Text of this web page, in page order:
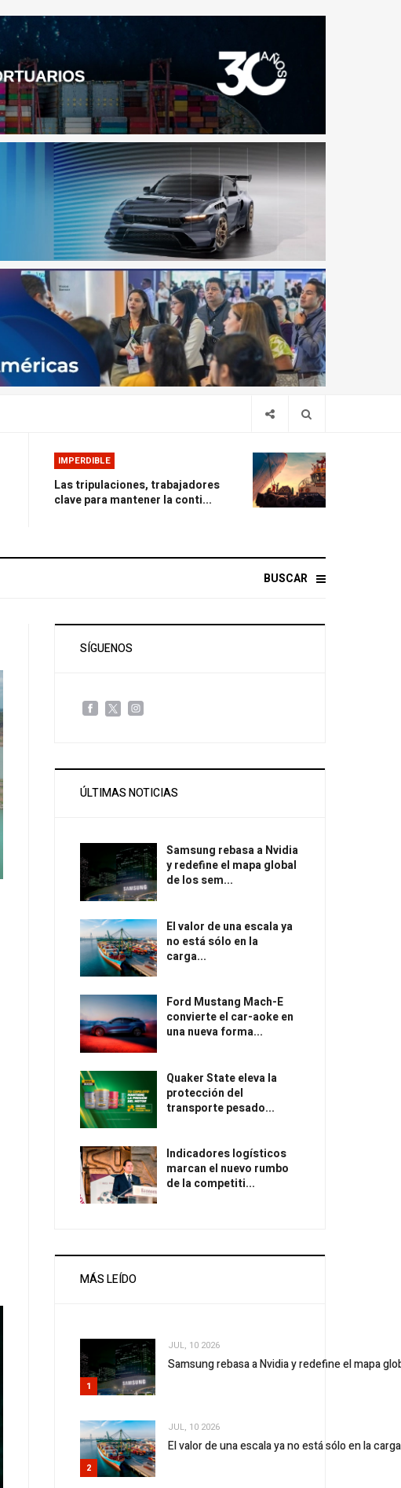
IMPERDIBLE
Las tripulaciones, trabajadores
clave para mantener la conti...
BUSCAR
SÍGUENOS
ÚLTIMAS NOTICIAS
Samsung rebasa a Nvidia
y redefine el mapa global
de los sem...
El valor de una escala ya
no está sólo en la
carga...
Ford Mustang Mach-E
convierte el car-aoke en
una nueva forma...
Quaker State eleva la
protección del
transporte pesado...
Indicadores logísticos
marcan el nuevo rumbo
de la competiti...
MÁS LEÍDO
1
JUL, 10 2026
Samsung rebasa a Nvidia y redefine el mapa
2
JUL, 10 2026
El valor de una escala ya no está sólo en la carga